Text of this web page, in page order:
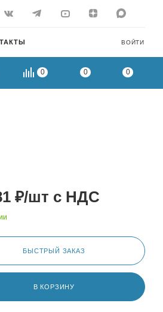
ВОЙТИ
0 0 0
₽/шт с НДС
БЫСТРЫЙ ЗАКАЗ
В КОРЗИНУ